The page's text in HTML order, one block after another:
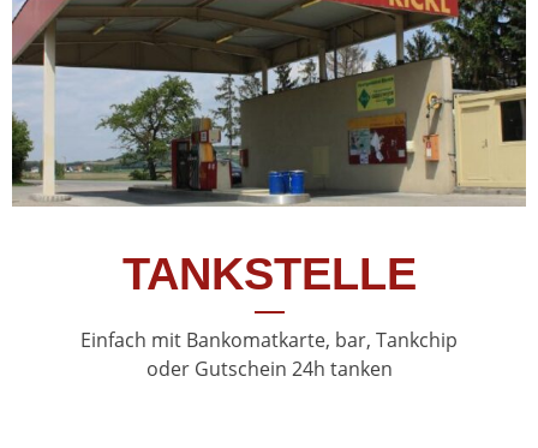
TANKSTELLE
Einfach mit Bankomatkarte, bar, Tankchip
oder Gutschein 24h tanken